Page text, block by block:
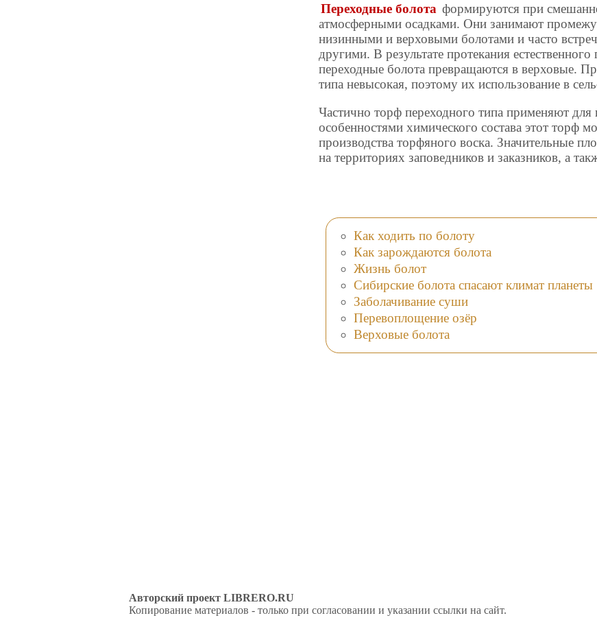
Переходные болота формируются при
атмосферными осадками. Они занимают
низинными и верховыми болотами и часто
другими. В результате протекания
переходные болота превращаются в верховые.
типа невысокая, поэтому их использование в
Частично торф переходного типа применяют для
особенностями химического состава этот торф
производства торфяного воска. Значительные
на территориях заповедников и заказников, а
Как ходить по болоту
Как зарождаются болота
Жизнь болот
Сибирские болота спасают климат планеты
Заболачивание суши
Перевоплощение озёр
Верховые болота
Авторский проект LIBRERO.RU
Копирование материалов - только при согласовании и указании ссылки на сайт.